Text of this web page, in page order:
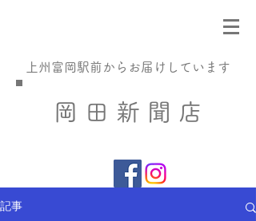
​上州富岡駅前からお届けしています
​岡 田 新 聞 店
記事